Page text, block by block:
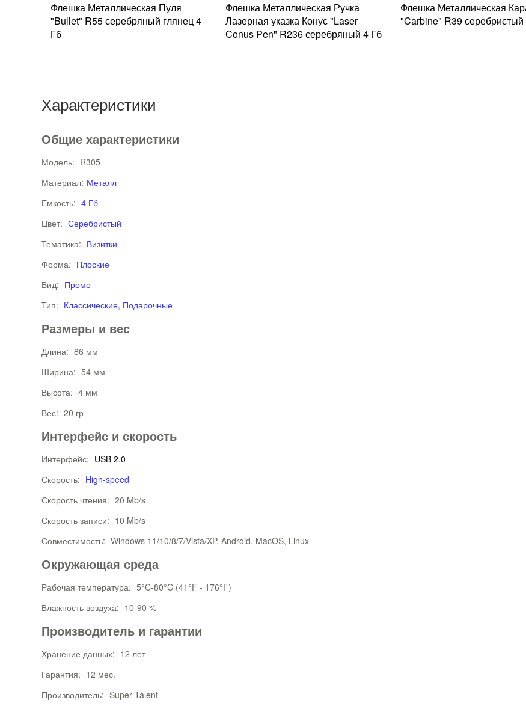
Флешка Металлическая Пуля
"Bullet" R55 серебряный глянец 4
Гб
Флешка Металлическая Ручка
Лазерная указка Конус "Laser
Conus Pen" R236 серебряный 4 Гб
Флешка Металлическая
"Carbine" R39 серебристый
Характеристики
Общие характеристики
Модель: R305
Материал: Металл
Емкость: 4 Гб
Цвет: Серебристый
Тематика: Визитки
Форма: Плоские
Вид: Промо
Тип: Классические, Подарочные
Размеры и вес
Длина: 86 мм
Ширина: 54 мм
Высота: 4 мм
Вес: 20 гр
Интерфейс и скорость
Интерфейс: USB 2.0
Скорость: High-speed
Скорость чтения: 20 Mb/s
Скорость записи: 10 Mb/s
Совместимость: Windows 11/10/8/7/Vista/XP, Android, MacOS, Linux
Окружающая среда
Рабочая температура: 5°C-80°C (41°F - 176°F)
Влажность воздуха: 10-90 %
Производитель и гарантии
Хранение данных: 12 лет
Гарантия: 12 мес.
Производитель: Super Talent